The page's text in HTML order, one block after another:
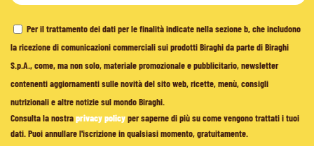
Per il trattamento dei dati per le finalità indicate nella sezione b, che includono
la ricezione di comunicazioni commerciali sui prodotti Biraghi da parte di Biraghi
S.p.A., come, ma non solo, materiale promozionale e pubblicitario, newsletter
contenenti aggiornamenti sulle novità del sito web, ricette, menù, consigli
nutrizionali e altre notizie sul mondo Biraghi.
Consulta la nostraprivacy policyper saperne di più su come vengono trattati i tuoi
dati. Puoi annullare l'iscrizione in qualsiasi momento, gratuitamente.